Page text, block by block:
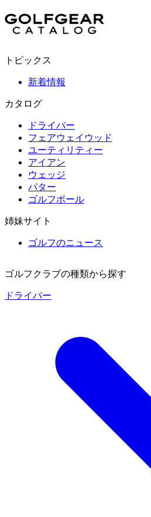
トピックス
新着情報
カタログ
ドライバー
フェアウェイウッド
ユーティリティー
アイアン
ウェッジ
パター
ゴルフボール
姉妹サイト
ゴルフのニュース
ゴルフクラブの種類から探す
ドライバー